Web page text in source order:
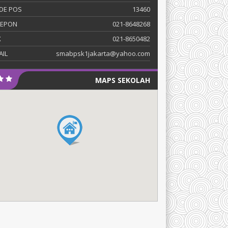
POS
13460
021-8648268
021-8650482
smabpsk1jakarta@yahoo.com
MAPS SEKOLAH